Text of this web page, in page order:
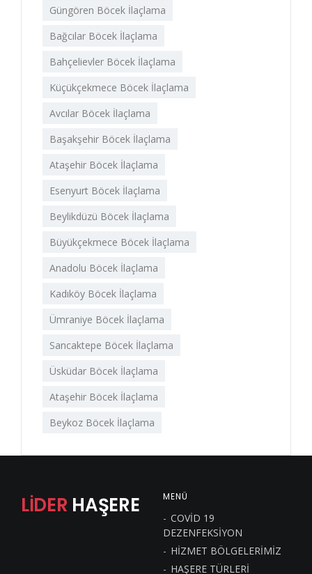
Güngören Böcek İlaçlama
Bağcılar Böcek İlaçlama
Bahçelievler Böcek İlaçlama
Küçükçekmece Böcek İlaçlama
Avcılar Böcek İlaçlama
Başakşehir Böcek İlaçlama
Ataşehir Böcek İlaçlama
Esenyurt Böcek İlaçlama
Beylikdüzü Böcek İlaçlama
Büyükçekmece Böcek İlaçlama
Anadolu Böcek İlaçlama
Kadıköy Böcek İlaçlama
Ümraniye Böcek İlaçlama
Sancaktepe Böcek İlaçlama
Üsküdar Böcek İlaçlama
Ataşehir Böcek İlaçlama
Beykoz Böcek İlaçlama
LİDER HAŞERE MENÜ
COVİD 19
DEZENFEKSİYON
HİZMET BÖLGELERİMİZ
HAŞERE TÜRLERİ